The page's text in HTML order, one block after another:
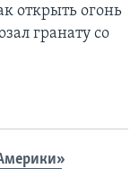
открыть огонь
гранату со